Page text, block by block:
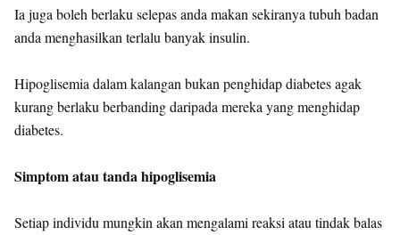
Ia juga boleh berlaku selepas anda makan sekiranya tubuh badan
anda menghasilkan terlalu banyak insulin.
Hipoglisemia dalam kalangan bukan penghidap diabetes agak
kurang berlaku berbanding daripada mereka yang menghidap
diabetes.
Simptom atau tanda hipoglisemia
Setiap individu mungkin akan mengalami reaksi atau tindak balas